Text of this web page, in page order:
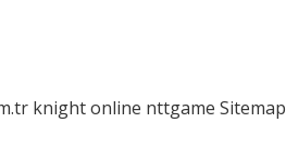
knight online nttgame Sitemap